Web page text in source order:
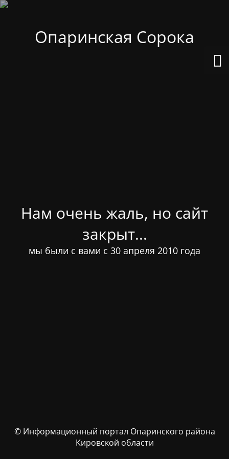
Опаринская Сорока
Нам очень жаль, но сайт
закрыт...
мы были с вами с 30 апреля 2010 года
© Информационный портал Опаринского района
Кировской области